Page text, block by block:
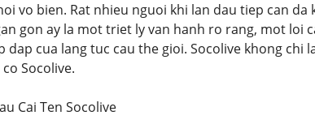
vo bien. Rat nhieu nguoi khi lan dau tiep can
gon ay la mot triet ly van hanh ro rang, mot loi
dap cua lang tuc cau the gioi. Socolive khong
Socolive.
Cai Ten Socolive